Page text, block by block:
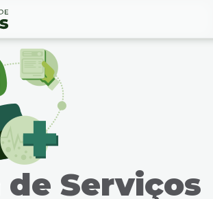
de Serviços